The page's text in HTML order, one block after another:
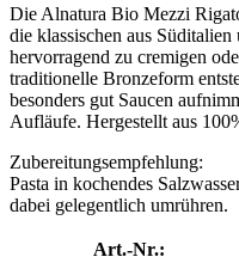
Die Alnatura Bio Mezzi
die klassischen aus
hervorragend zu cremigen
traditionelle Bronzeform
besonders gut Saucen
Aufläufe. Hergestellt aus
Zubereitungsempfehlung:
Pasta in kochendes
dabei gelegentlich umrühren.
Art.-Nr.: